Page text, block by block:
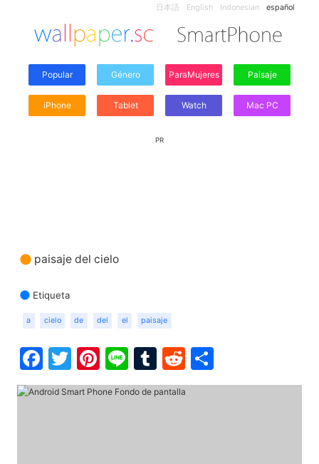
日本語 English Indonesian español
Popular Género ParaMujeres Paisaje
iPhone Tablet Watch Mac PC
PR
paisaje del cielo
Etiqueta
a cielo de del el paisaje
Facebook
Twitter
Pinterest
LineTumblr
Reddit